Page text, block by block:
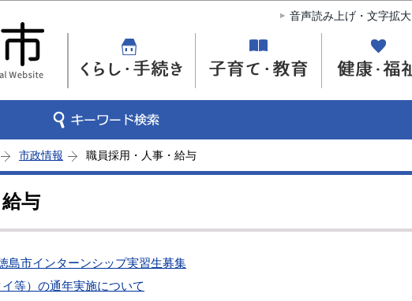
このページの本文へ移動
音声読み上げ・文字拡大
市政情報 職員採用・人事・給与
与
島市インターンシップ実習生募集
等）の通年実施について